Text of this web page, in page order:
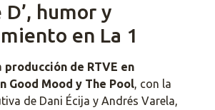
D’, humor y
en La 1
producción de RTVE en
Good Mood y The Pool, con la
de Dani Écija y Andrés Varela,